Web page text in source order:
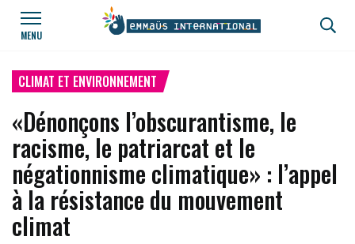
Aller au contenu principal
MENU
CLIMAT ET ENVIRONNEMENT
«Dénonçons l’obscurantisme, le
racisme, le patriarcat et le
négationnisme climatique» : l’appel
à la résistance du mouvement
climat
Panneau de gestion des cookies